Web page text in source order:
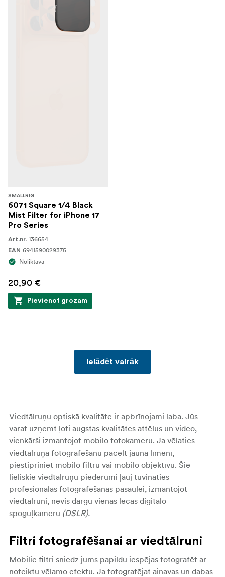
SMALLRIG
6071 Square 1/4 Black
Mist Filter for iPhone 17
Pro Series
Art.nr. 136654
EAN 6941590029375
Noliktavā
20,90 €
Pievienot grozam
Ielādēt vairāk
Viedtālruņu optiskā kvalitāte ir apbrīnojami laba. Jūs
varat uzņemt ļoti augstas kvalitātes attēlus un video,
vienkārši izmantojot mobilo fotokameru. Ja vēlaties
viedtālruņa fotografēšanu pacelt jaunā līmenī,
piestipriniet mobilo filtru vai mobilo objektīvu. Šie
lieliskie viedtālruņu piederumi ļauj tuvināties
profesionālās fotografēšanas pasaulei, izmantojot
viedtālruni, nevis dārgu vienas lēcas digitālo
spoguļkameru (DSLR).
Filtri fotografēšanai ar viedtālruni
Mobilie filtri sniedz jums papildu iespējas fotografēt ar
noteiktu vēlamo efektu. Ja fotografējat ainavas un dabas